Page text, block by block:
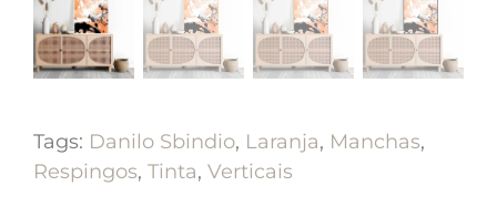
Tags: Danilo Sbindio, Laranja, Manchas,
Respingos, Tinta, Verticais